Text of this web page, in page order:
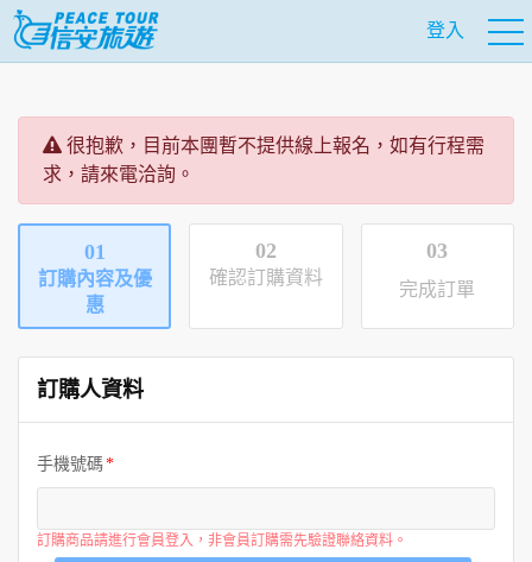
登入
很抱歉，目前本團暫不提供線上報名，如有行程需
求，請來電洽詢。
01
訂購內容及優
惠
02
確認訂購資料
03
完成訂單
訂購人資料
手機號碼
訂購商品請進行會員登入，非會員訂購需先驗證聯絡資料。